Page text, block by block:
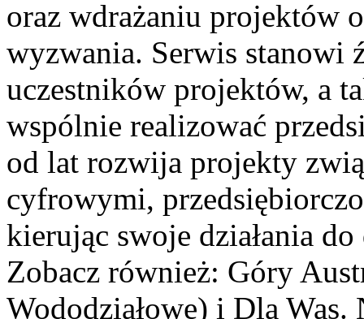
oraz wdrażaniu projektów
wyzwania. Serwis stanowi
uczestników projektów, a
wspólnie realizować
od lat rozwija projekty
cyfrowymi,
kierując swoje działania
Zobacz również: Góry
Wododziałowe) i Dla Was.